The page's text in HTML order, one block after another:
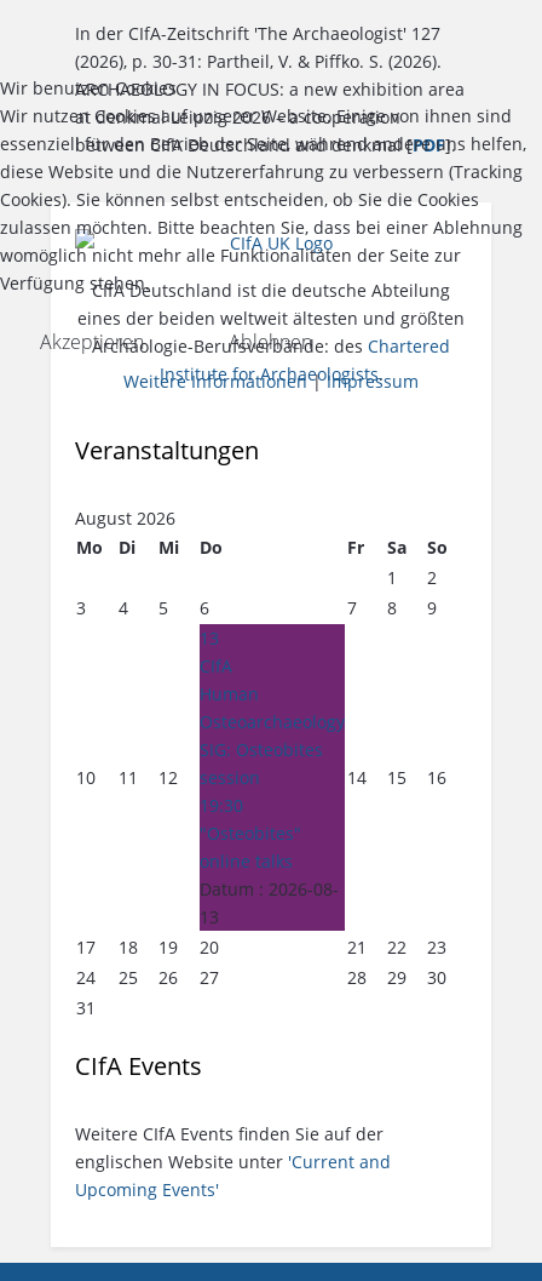
In der CIfA-Zeitschrift 'The Archaeologist' 127
(2026), p. 30-31: Partheil, V. & Piffko. S. (2026).
ARCHAEOLOGY IN FOCUS: a new exhibition area
at denkmal Leipzig 2026 – a cooperation
between CIfA Deutschland and denkmal [PDF].
CIfA Deutschland ist die deutsche Abteilung
eines der beiden weltweit ältesten und größten
Archäologie-Berufsverbände: des Chartered
Institute for Archaeologists.
Veranstaltungen
Jahr
Monat
Jahr
Monat
August 2026
Mo
Di Mi Do Fr Sa
So
1
2
3
4 5 6 7 8 9
10 11 12
13
CIfA
Human
Osteoarchaeology
SIG: Osteobites
session
19:30
"Osteobites"
online talks
Datum : 2026-08-
13
14 15 16
17 18 19 20 21 22
23
24
25 26 27 28 29
30
31
CIfA Events
Weitere CIfA Events finden Sie auf der
englischen Website unter 'Current and
Upcoming Events'
Wir benutzen Cookies
Wir nutzen Cookies auf unserer Website. Einige von ihnen sind
essenziell für den Betrieb der Seite, während andere uns helfen,
diese Website und die Nutzererfahrung zu verbessern (Tracking
Cookies). Sie können selbst entscheiden, ob Sie die Cookies
zulassen möchten. Bitte beachten Sie, dass bei einer Ablehnung
womöglich nicht mehr alle Funktionalitäten der Seite zur
Verfügung stehen.
Akzeptieren Ablehnen
Weitere Informationen|Impressum